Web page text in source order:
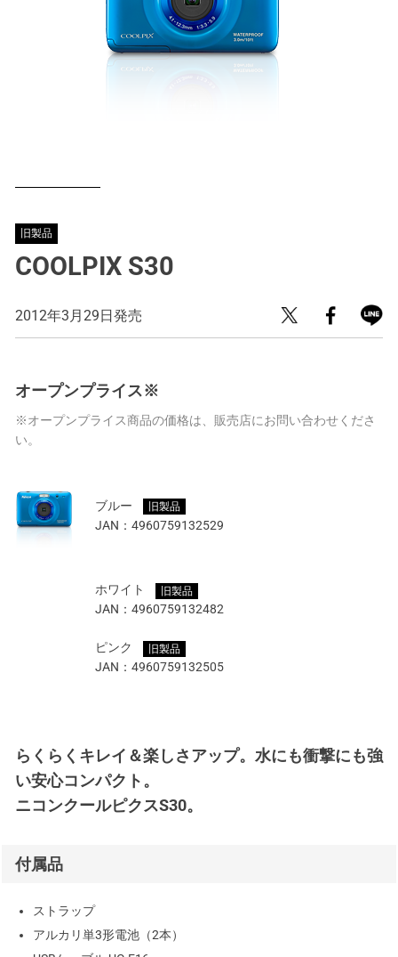
旧製品
COOLPIX S30
2012年3月29日発売
オープンプライス※
※オープンプライス商品の価格は、販売店にお問い合わせくださ
い。
ブルー 旧製品
JAN： 4960759132529
ホワイト 旧製品
JAN： 4960759132482
ピンク 旧製品
JAN： 4960759132505
らくらくキレイ＆楽しさアップ。水にも衝撃にも強
い安心コンパクト。
ニコンクールピクスS30。
付属品
ストラップ
アルカリ単3形電池（2本）